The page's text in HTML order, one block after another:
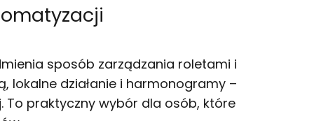
sposób zarządzania roletami i
lokalne działanie i harmonogramy –
To praktyczny wybór dla osób, które